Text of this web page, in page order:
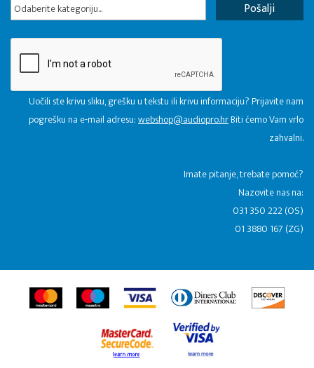
Odaberite kategoriju...
Uočili ste krivu sliku, grešku u tekstu ili krivu informaciju? Prijavite nam
pogrešku na e-mail adresu:webshop@audiopro.hrBiti ćemo Vam vrlo
zahvalni.
​Imate pitanje, trebate pomoć?
Nazovite nas na:
031 350 222 (OS)
01 3880 167 (ZG)